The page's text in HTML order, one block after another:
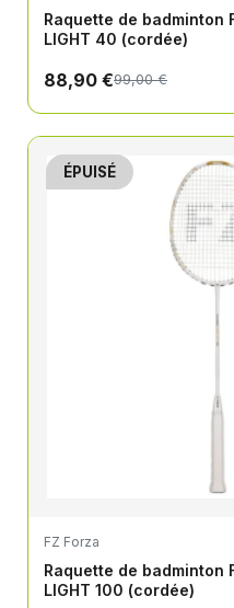
Raquette de badminton
LIGHT 40 (cordée)
88,90 €99,00 €
ÉPUISÉ
FZ Forza
Raquette de badminton
LIGHT 100 (cordée)